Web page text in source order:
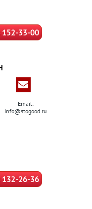
152-33-00
Email:
info@stogood.ru
132-26-36